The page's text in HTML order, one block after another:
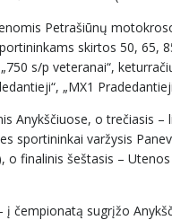
Petrašiūnų
skirtos 50, 65,
s/p veteranai“,
„MX1
Anykščiuose, o trečiasis
sportininkai varžysis
o finalinis šeštasis –
čempionatą sugrįžo